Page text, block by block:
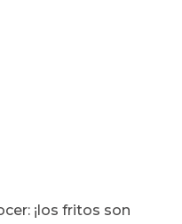
¡los fritos son